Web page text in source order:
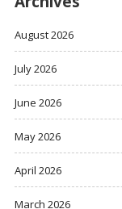
August 2026
July 2026
June 2026
May 2026
April 2026
March 2026